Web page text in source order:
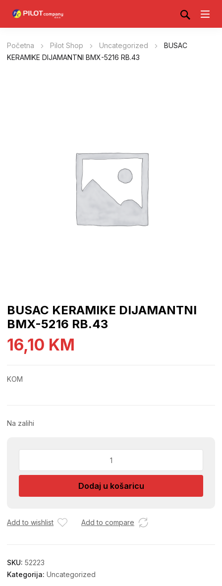
Početna Pilot Shop Uncategorized
BUSAC
KERAMIKE DIJAMANTNI BMX-5216 RB.43
BUSAC KERAMIKE DIJAMANTNI
BMX-5216 RB.43
16,10 KM
KOM
Na zalihi
DIJAMANTNI
5216
količina
Dodaj u košaricu
Add to wishlist Add to compare
SKU: 52223
Kategorija: Uncategorized